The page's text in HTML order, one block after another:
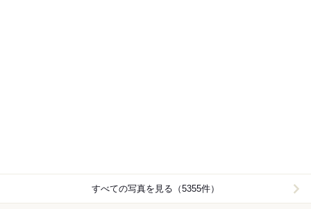
すべての写真を見る（5355件）